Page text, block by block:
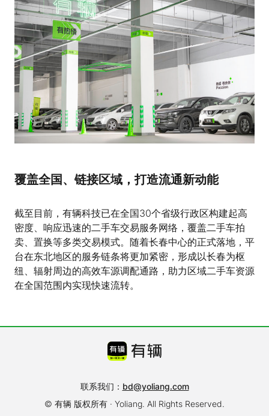
覆盖全国、链接区域，打造流通新动能
截至目前，有辆科技已在全国30个省级行政区构建起高
密度、响应迅速的二手车交易服务网络，覆盖二手车拍
卖、置换等多类交易模式。随着长春中心的正式落地，平
台在东北地区的服务链条将更加紧密，形成以长春为枢
纽、辐射周边的高效车源调配通路，助力区域二手车资源
在全国范围内实现快速流转。
联系我们： bd@yoliang.com
© 有辆 版权所有 · Yoliang. All Rights Reserved.